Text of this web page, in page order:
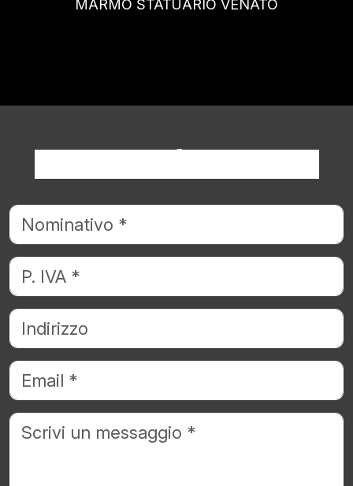
Richiedi informazioni